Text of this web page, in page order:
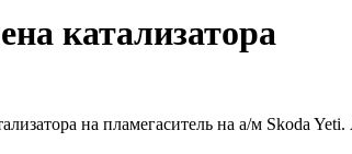
катализатора
на пламегаситель на а/м Skoda